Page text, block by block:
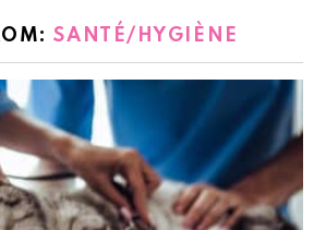
SANTÉ/HYGIÈNE